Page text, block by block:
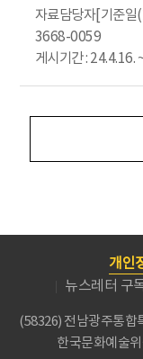
자료담당자[기준일
3668-0059
게시기간 : 24.4.16.
개인
뉴스레터 구
(58326) 전남광주통합
한국문화예술위